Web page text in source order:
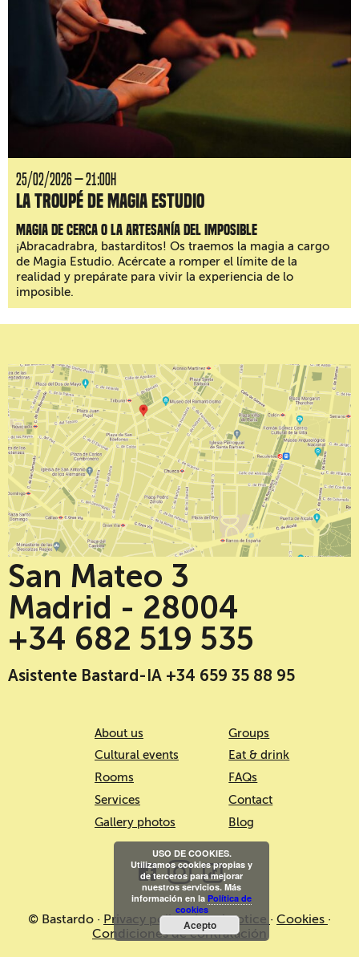
25/02/2026 — 21:00H
La Troupé de Magia Estudio
Magia de cerca o la artesanía del imposible
¡Abracadrabra, bastarditos! Os traemos la magia a cargo
de Magia Estudio. Acércate a romper el límite de la
realidad y prepárate para vivir la experiencia de lo
imposible.
San Mateo 3
Madrid - 28004
+34 682 519 535
Asistente Bastard-IA +34 659 35 88 95
About us
Cultural events
Rooms
Services
Gallery photos
Groups
Eat & drink
FAQs
Contact
Blog
© Bastardo · Privacy policy·Legal notice · Cookies ·
Condiciones de contratación
USO DE COOKIES.
Utilizamos cookies propias y
de terceros para mejorar
nuestros servicios. Más
información en la Política de
cookies
Acepto